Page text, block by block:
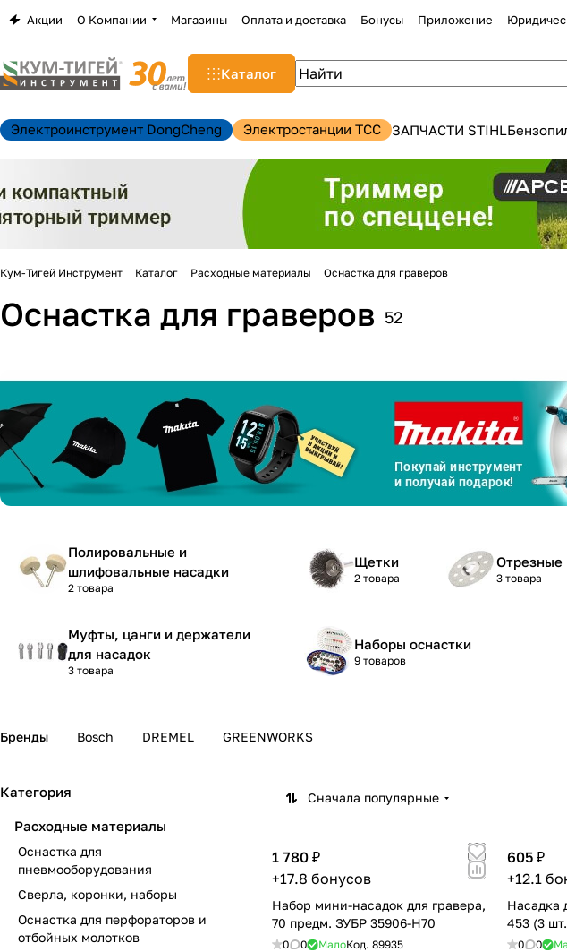
Акции О Компании Магазины Оплата и доставка Бонусы Приложение
Каталог
Электроинструмент DongCheng Электростанции TCC ЗАПЧАСТИ STIHL
Кум-Тигей Инструмент Каталог Расходные материалы Оснастка для граверов
Оснастка для граверов 52
Полировальные и
шлифовальные насадки
2 товара
Щетки
2 товара
Отрезные
3 товара
Муфты, цанги и держатели
для насадок
3 товара
Наборы оснастки
9 товаров
Бренды Bosch DREMEL GREENWORKS
Сначала популярные
1 780 ₽
+17.8 бонусов
Набор мини-насадок для гравера,
70 предм. ЗУБР 35906-Н70
0 0 МалоКод. 89935
605 ₽
+12.1
Насадка
453 (3
0 0
Категория
Расходные материалы
Оснастка для
пневмооборудования
Сверла, коронки, наборы
Оснастка для перфораторов и
отбойных молотков
на частибез
График платежей
Добавляйте
Получайте товар
Оставшиеся
с вашей карты по